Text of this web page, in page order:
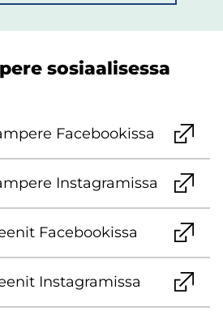
so­si­aa­li­ses­sa
Face­boo­kis­sa
Ins­ta­gra­mis­sa
Face­boo­kis­sa
Ins­ta­gra­mis­sa